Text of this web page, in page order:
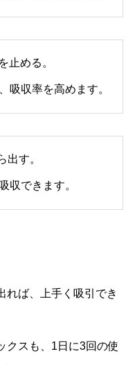
止める。
吸収率を高めます。
す。
収できます。
れば、上手く吸引でき
クスも、1日に3回の使